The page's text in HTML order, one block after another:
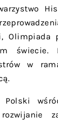
Olimpiada
świecie.
w